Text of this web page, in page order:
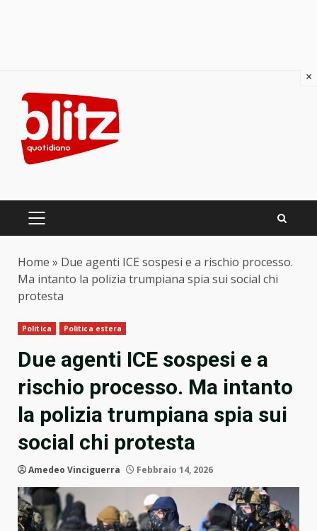
content
PRIMARY
Home » Due agenti ICE sospesi e a rischio processo.
Ma intanto la polizia trumpiana spia sui social chi
protesta
Politica Politica estera
Due agenti ICE sospesi e a
rischio processo. Ma intanto
la polizia trumpiana spia sui
social chi protesta
Amedeo Vinciguerra Febbraio 14, 2026
×